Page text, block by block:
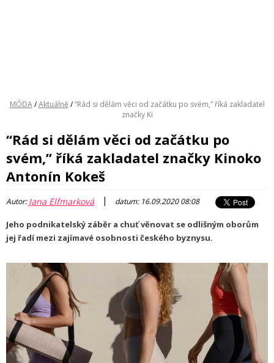
MÓDA / Aktuálně / “Rád si dělám věci od začátku po svém,” říká zakladatel
značky Ki
“Rád si dělám věci od začátku po
svém,” říká zakladatel značky Kinoko
Antonín Kokeš
Autor:Jana Elfmarková | datum: 16.09.2020 08:08
Jeho podnikatelský záběr a chuť věnovat se odlišným oborům
jej řadí mezi zajímavé osobnosti českého byznysu.